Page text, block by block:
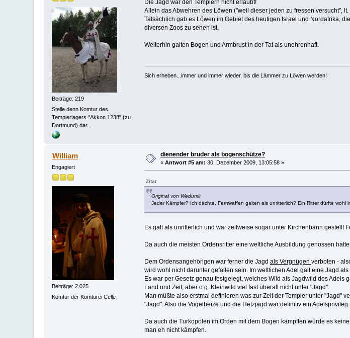
Beiträge: 219
Stelle denn Komtur des
Templerlagers "Akkon 1238" (zu
Dortmund) dar...
Die Jagd war den Templern nicht erlaubt!
Allein das Abwehren des Löwen ("weil dieser jeden zu fressen versucht",
Tatsächlich gab es Löwen im Gebiet des heutigen Israel und Nordafrika,
diversen Zoos zu sehen ist.
Weiterhin galten Bogen und Armbrust in der Tat als unehrenhaft.
Sich erheben...immer und immer wieder, bis die Lämmer zu Löwen werden!
William
Engagiert
Beiträge: 2.025
Komtur der Komturei Celle
dienender bruder als bogenschütze?
«Antwort #5 am: 30. Dezember 2009, 13:05:58 »
Zitat
Original von Wedumir
Jeder Kämpfer? Ich dachte, Fernwaffen galten als unritterlich? Ein Ritter dürfte
Es galt als unritterlich und war zeitweise sogar unter Kirchenbann
Da auch die meisten Ordensritter eine weltliche Ausbildung genossen
Dem Ordensangehörigen war ferner die Jagd als Vergnügen verboten -
wird wohl nicht darunter gefallen sein. Im weltlichen Adel galt eine Jagd
Es war per Gesetz genau festgelegt, welches Wild als Jagdwild des
Land und Zeit, aber o.g. Kleinwild viel fast überall nicht unter "Jagd".
Man müßte also erstmal definieren was zur Zeit der Templer unter "Jagd"
"Jagd". Also die Vogelbeize und die Hetzjagd war definitiv ein
Da auch die Turkopolen im Orden mit dem Bogen kämpften würde es
man eh nicht kämpfen.